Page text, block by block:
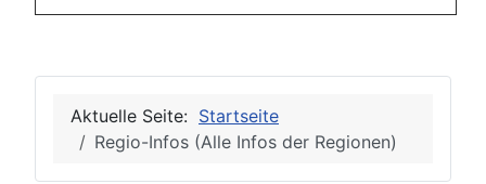
Aktuelle Seite: Startseite
Regio-Infos (Alle Infos der Regionen)